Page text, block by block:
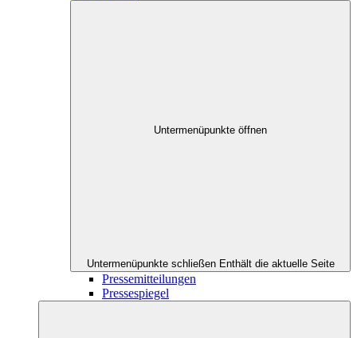
Untermenüpunkte öffnen
Untermenüpunkte schließen Enthält die aktuelle Seite
Pressemitteilungen
Pressespiegel